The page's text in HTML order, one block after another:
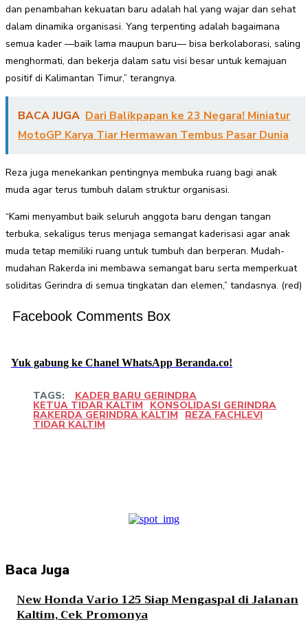
dan penambahan kekuatan baru adalah hal yang wajar dan sehat
dalam dinamika organisasi. Yang terpenting adalah bagaimana
semua kader —baik lama maupun baru— bisa berkolaborasi, saling
menghormati, dan bekerja dalam satu visi besar untuk kemajuan
positif di Kalimantan Timur,” terangnya.
BACA JUGA Dari Balikpapan ke 23 Negara! Miniatur
MotoGP Karya Tiar Hermawan Tembus Pasar Dunia
Reza juga menekankan pentingnya membuka ruang bagi anak
muda agar terus tumbuh dalam struktur organisasi.
“Kami menyambut baik seluruh anggota baru dengan tangan
terbuka, sekaligus terus menjaga semangat kaderisasi agar anak
muda tetap memiliki ruang untuk tumbuh dan berperan. Mudah-
mudahan Rakerda ini membawa semangat baru serta memperkuat
soliditas Gerindra di semua tingkatan dan elemen,” tandasnya. (red)
Facebook Comments Box
Yuk gabung ke Chanel WhatsApp Beranda.co!
TAGS: KADER BARU GERINDRA
KETUA TIDAR KALTIM KONSOLIDASI GERINDRA
RAKERDA GERINDRA KALTIM REZA FACHLEVI
TIDAR KALTIM
Baca Juga
New Honda Vario 125 Siap Mengaspal di Jalanan
Kaltim, Cek Promonya